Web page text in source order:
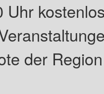
Uhr
der